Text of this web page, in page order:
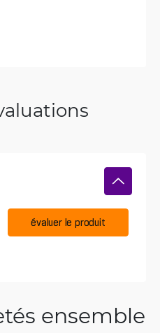
évaluer le produit
ensemble